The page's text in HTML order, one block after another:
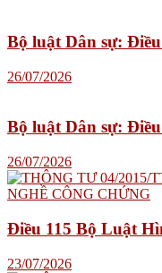
Bộ luật Dân sự:
26/07/2026
Bộ luật Dân sự:
26/07/2026
Điều 115 Bộ Luật
23/07/2026